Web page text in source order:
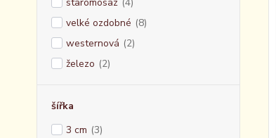
velké ozdobné (8)
westernová (2)
železo (2)
šířka
3 cm (3)